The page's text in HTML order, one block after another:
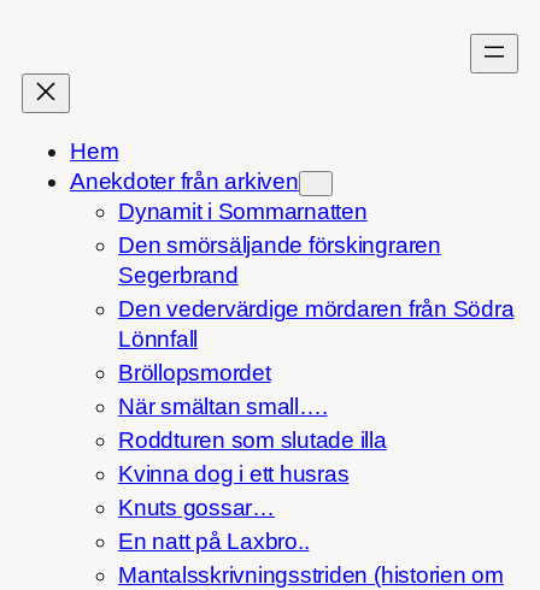
innehåll
Hem
Anekdoter från arkiven
Dynamit i Sommarnatten
Den smörsäljande förskingraren
Segerbrand
Den vedervärdige mördaren från Södra
Lönnfall
Bröllopsmordet
När smältan small….
Roddturen som slutade illa
Kvinna dog i ett husras
Knuts gossar…
En natt på Laxbro..
Mantalsskrivningsstriden (historien om